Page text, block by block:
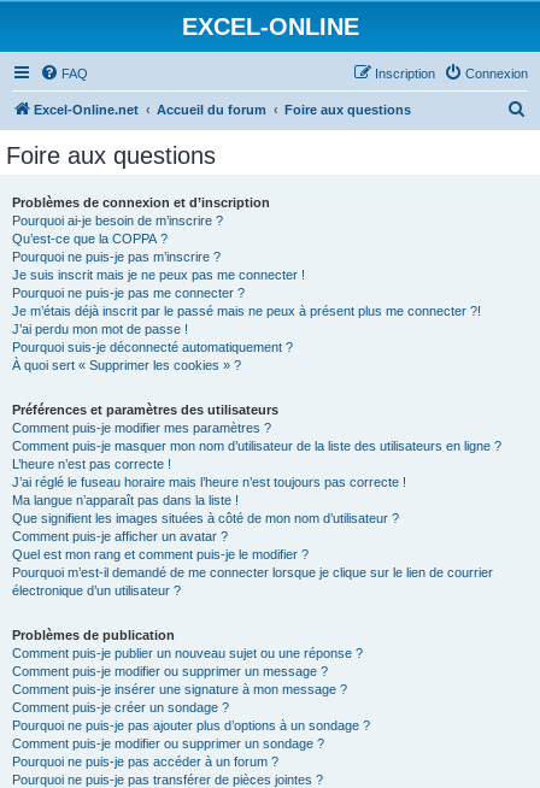
EXCEL-ONLINE
FAQ Connexion
Inscription
Excel-Online.net Accueil du forum Foire aux questions
Foire aux questions
Problèmes de connexion et d’inscription
Pourquoi ai-je besoin de m’inscrire ?
Qu’est-ce que la COPPA ?
Pourquoi ne puis-je pas m’inscrire ?
Je suis inscrit mais je ne peux pas me connecter !
Pourquoi ne puis-je pas me connecter ?
Je m’étais déjà inscrit par le passé mais ne peux à présent plus me connecter ?!
J’ai perdu mon mot de passe !
Pourquoi suis-je déconnecté automatiquement ?
À quoi sert « Supprimer les cookies » ?
Préférences et paramètres des utilisateurs
Comment puis-je modifier mes paramètres ?
Comment puis-je masquer mon nom d’utilisateur de la liste des utilisateurs en ligne ?
L’heure n’est pas correcte !
J’ai réglé le fuseau horaire mais l’heure n’est toujours pas correcte !
Ma langue n’apparaît pas dans la liste !
Que signifient les images situées à côté de mon nom d’utilisateur ?
Comment puis-je afficher un avatar ?
Quel est mon rang et comment puis-je le modifier ?
Pourquoi m’est-il demandé de me connecter lorsque je clique sur le lien de courrier
électronique d’un utilisateur ?
Problèmes de publication
Comment puis-je publier un nouveau sujet ou une réponse ?
Comment puis-je modifier ou supprimer un message ?
Comment puis-je insérer une signature à mon message ?
Comment puis-je créer un sondage ?
Pourquoi ne puis-je pas ajouter plus d’options à un sondage ?
Comment puis-je modifier ou supprimer un sondage ?
Pourquoi ne puis-je pas accéder à un forum ?
Pourquoi ne puis-je pas transférer de pièces jointes ?